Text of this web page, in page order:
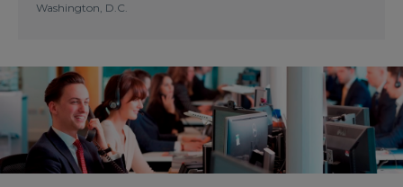
Washington, D.C.